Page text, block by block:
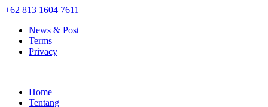
+62 813 1604 7611
News & Post
Terms
Privacy
Home
Tentang